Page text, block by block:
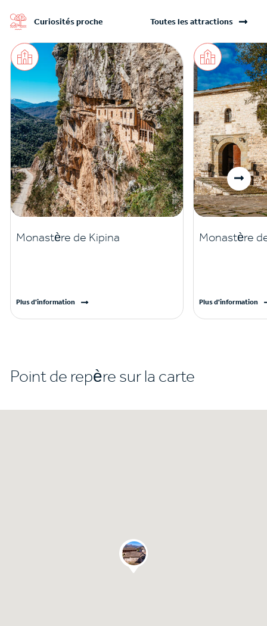
Curiosités proche Toutes les attractions
Monastère de Kipina
Plus d'information
Monastère
Plus d'information
Point de repère sur la carte